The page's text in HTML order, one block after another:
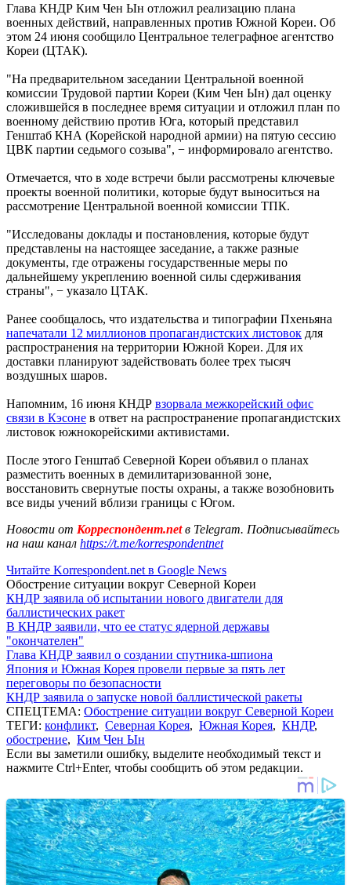
Глава КНДР Ким Чен Ын отложил реализацию плана
военных действий, направленных против Южной Кореи. Об
этом 24 июня сообщило Центральное телеграфное агентство
Кореи (ЦТАК).
"На предварительном заседании Центральной военной
комиссии Трудовой партии Кореи (Ким Чен Ын) дал оценку
сложившейся в последнее время ситуации и отложил план по
военному действию против Юга, который представил
Генштаб КНА (Корейской народной армии) на пятую сессию
ЦВК партии седьмого созыва", − информировало агентство.
Отмечается, что в ходе встречи были рассмотрены ключевые
проекты военной политики, которые будут выноситься на
рассмотрение Центральной военной комиссии ТПК.
"Исследованы доклады и постановления, которые будут
представлены на настоящее заседание, а также разные
документы, где отражены государственные меры по
дальнейшему укреплению военной силы сдерживания
страны", − указало ЦТАК.
Ранее сообщалось, что издательства и типографии Пхеньяна
напечатали 12 миллионов пропагандистских листовок для
распространения на территории Южной Кореи. Для их
доставки планируют задействовать более трех тысяч
воздушных шаров.
Напомним, 16 июня КНДР взорвала межкорейский офис
связи в Кэсоне в ответ на распространение пропагандистских
листовок южнокорейскими активистами.
После этого Генштаб Северной Кореи объявил о планах
разместить военных в демилитаризованной зоне,
восстановить свернутые посты охраны, а также возобновить
все виды учений вблизи границы с Югом.
Новости от Корреспондент.netв Telegram. Подписывайтесь
на наш канал https://t.me/korrespondentnet
Читайте Korrespondent.net в Google News
Обострение ситуации вокруг Северной Кореи
КНДР заявила об испытании нового двигатели для
баллистических ракет
В КНДР заявили, что ее статус ядерной державы
"окончателен"
Глава КНДР заявил о создании спутника-шпиона
Япония и Южная Корея провели первые за пять лет
переговоры по безопасности
КНДР заявила о запуске новой баллистической ракеты
СПЕЦТЕМА: Обострение ситуации вокруг Северной Кореи
ТЕГИ: конфликт, Северная Корея, Южная Корея, КНДР,
обострение, Ким Чен Ын
Если вы заметили ошибку, выделите необходимый текст и
нажмите Ctrl+Enter, чтобы сообщить об этом редакции.